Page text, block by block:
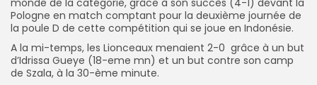
monde de la catégorie, grâce à son succès (4-1) devant la
Pologne en match comptant pour la deuxième journée de
la poule D de cette compétition qui se joue en Indonésie.
A la mi-temps, les Lionceaux menaient 2-0 grâce à un but
d’Idrissa Gueye (18-eme mn) et un but contre son camp
de Szala, à la 30-ème minute.